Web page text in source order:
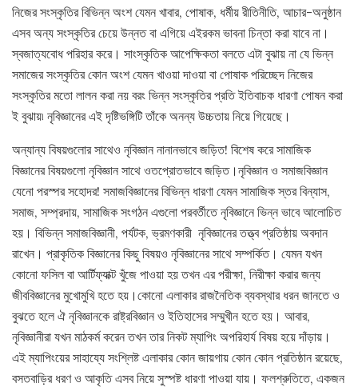
নিজের সংস্কৃতির বিভিন্ন অংশ যেমন খাবার, পোষাক, ধর্মীয় রীতিনীতি, আচার-অনুষ্ঠান
এসব অন্য সংস্কৃতির চেয়ে উন্নত বা এগিয়ে এইরকম ভাবনা চিন্তা করা যাবে না।
স্বজাত্যবোধ পরিহার করে। সাংস্কৃতিক আপেক্ষিকতা বলতে এটা বুঝায় না যে ভিন্ন
সমাজের সংস্কৃতির কোন অংশ যেমন খাওয়া দাওয়া বা পোষাক পরিচ্ছেদ নিজের
সংস্কৃতির মতো লালন করা নয় বরং ভিন্ন সংস্কৃতির প্রতি ইতিবাচক ধারণা পোষন করা
ই বুঝায়৷ নৃবিজ্ঞানের এই দৃষ্টিভঙ্গিটি তাঁকে অনন্য উচ্চতায় নিয়ে গিয়েছে।
অন্যান্য বিষয়গুলোর সাথেও নৃবিজ্ঞান নানানভাবে জড়িত! বিশেষ করে সামাজিক
বিজ্ঞানের বিষয়গুলো নৃবিজ্ঞান সাথে ওতপ্রোতভাবে জড়িত।নৃবিজ্ঞান ও সমাজবিজ্ঞান
যেনো পরস্পর সহোদর! সমাজবিজ্ঞানের বিভিন্ন ধারণা যেমন সামাজিক স্তর বিন্যাস,
সমাজ, সম্প্রদায়, সামাজিক সংগঠন এগুলো পরবর্তীতে নৃবিজ্ঞানে ভিন্ন ভাবে আলোচিত
হয়। বিভিন্ন সমাজবিজ্ঞানী, পর্যটক, ভ্রমণকারী নৃবিজ্ঞানের তত্ত্ব প্রতিষ্ঠায় অবদান
রাখেন। প্রাকৃতিক বিজ্ঞানের কিছু বিষয়ও নৃবিজ্ঞানের সাথে সম্পর্কিত। যেমন যখন
কোনো ফসিল বা আর্টিফ্যাক্ট খুঁজে পাওয়া হয় তখন এর পরীক্ষা, নিরীক্ষা করার জন্য
জীববিজ্ঞানের মুখোমুখি হতে হয়।কোনো এলাকার রাজনৈতিক ব্যবস্থার ধরন জানতে ও
বুঝতে হলে ঐ নৃবিজ্ঞানকে রাষ্ট্রবিজ্ঞান ও ইতিহাসের সম্মুখীন হতে হয়। আবার,
নৃবিজ্ঞানীরা যখন মাঠকর্ম করেন তখন তার নিকট ম্যাপিং অপরিহার্য বিষয় হয়ে দাঁড়ায়।
এই ম্যাপিংয়ের সাহায্যে সংশ্লিষ্ট এলাকার কোন জায়গায় কোন কোন প্রতিষ্ঠান রয়েছে,
বসতবাড়ির ধরণ ও আকৃতি এসব নিয়ে সুস্পষ্ট ধারণা পাওয়া যায়। ফলশ্রুতিতে, একজন